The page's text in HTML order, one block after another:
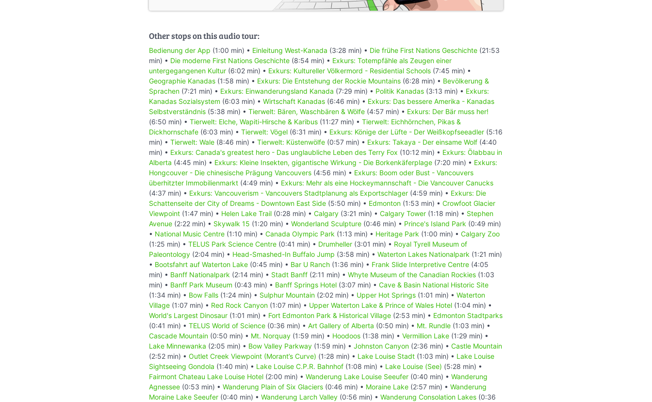
Other stops on this audio tour:
Bedienung der App (1:00 min) • Einleitung West-Kanada (3:28 min) • Die frühe First Nations Geschichte (21:53
min) • Die moderne First Nations Geschichte (8:54 min) • Exkurs: Totempfähle als Zeugen einer
untergegangenen Kultur (6:02 min) • Exkurs: Kultureller Völkermord - Residential Schools (7:45 min) •
Geographie Kanadas (1:58 min) • Exkurs: Die Entstehung der Rockie Mountains (6:28 min) • Bevölkerung &
Sprachen (7:21 min) • Exkurs: Einwanderungsland Kanada (7:29 min) • Politik Kanadas (3:13 min) • Exkurs:
Kanadas Sozialsystem (6:03 min) • Wirtschaft Kanadas (6:46 min) • Exkurs: Das bessere Amerika - Kanadas
Selbstverständnis (5:38 min) • Tierwelt: Bären, Waschbären & Wölfe (4:57 min) • Exkurs: Der Bär muss her!
(6:50 min) • Tierwelt: Elche, Wapiti-Hirsche & Karibus (11:27 min) • Tierwelt: Eichhörnchen, Pikas &
Dickhornschafe (6:03 min) • Tierwelt: Vögel (6:31 min) • Exkurs: Könige der Lüfte - Der Weißkopfseeadler (5:16
min) • Tierwelt: Wale (8:46 min) • Tierwelt: Küstenwölfe (0:57 min) • Exkurs: Takaya - Der einsame Wolf (4:40
min) • Exkurs: Canada's greatest hero - Das unglaubliche Leben des Terry Fox (10:12 min) • Exkurs: Ölabbau in
Alberta (4:45 min) • Exkurs: Kleine Insekten, gigantische Wirkung - Die Borkenkäferplage (7:20 min) • Exkurs:
Hongcouver - Die chinesische Prägung Vancouvers (4:56 min) • Exkurs: Boom oder Bust - Vancouvers
überhitzter Immobilienmarkt (4:49 min) • Exkurs: Mehr als eine Hockeymannschaft - Die Vancouver Canucks
(4:37 min) • Exkurs: Vancouverism - Vancouvers Stadtplanung als Exportschlager (4:59 min) • Exkurs: Die
Schattenseite der City of Dreams - Downtown East Side (5:50 min) • Edmonton (1:53 min) • Crowfoot Glacier
Viewpoint (1:47 min) • Helen Lake Trail (0:28 min) • Calgary (3:21 min) • Calgary Tower (1:18 min) • Stephen
Avenue (2:22 min) • Skywalk 15 (1:20 min) • Wonderland Sculpture (0:46 min) • Prince's Island Park (0:49 min)
• National Music Centre (1:10 min) • Canada Olympic Park (1:13 min) • Heritage Park (1:00 min) • Calgary Zoo
(1:25 min) • TELUS Park Science Centre (0:41 min) • Drumheller (3:01 min) • Royal Tyrell Museum of
Paleontology (2:04 min) • Head-Smashed-In Buffalo Jump (3:58 min) • Waterton Lakes Nationalpark (1:21 min)
• Bootsfahrt auf Waterton Lake (0:45 min) • Bar U Ranch (1:36 min) • Frank Slide Interpretive Centre (4:05
min) • Banff Nationalpark (2:14 min) • Stadt Banff (2:11 min) • Whyte Museum of the Canadian Rockies (1:03
min) • Banff Park Museum (0:43 min) • Banff Springs Hotel (3:07 min) • Cave & Basin National Historic Site
(1:34 min) • Bow Falls (1:24 min) • Sulphur Mountain (2:02 min) • Upper Hot Springs (1:01 min) • Waterton
Village (1:07 min) • Red Rock Canyon (1:07 min) • Upper Waterton Lake & Prince of Wales Hotel (1:04 min) •
World's Largest Dinosaur (1:01 min) • Fort Edmonton Park & Historical Village (2:53 min) • Edmonton Stadtparks
(0:41 min) • TELUS World of Science (0:36 min) • Art Gallery of Alberta (0:50 min) • Mt. Rundle (1:03 min) •
Cascade Mountain (0:50 min) • Mt. Norquay (1:59 min) • Hoodoos (1:38 min) • Vermillion Lake (1:29 min) •
Lake Minnewanka (2:05 min) • Bow Valley Parkway (1:59 min) • Johnston Canyon (2:36 min) • Castle Mountain
(2:52 min) • Outlet Creek Viewpoint (Morant’s Curve) (1:28 min) • Lake Louise Stadt (1:03 min) • Lake Louise
Sightseeing Gondola (1:40 min) • Lake Louise C.P.R. Bahnhof (1:08 min) • Lake Louise (See) (5:28 min) •
Fairmont Chateau Lake Louise Hotel (2:00 min) • Wanderung Lake Louise Seeufer (0:40 min) • Wanderung
Agnessee (0:53 min) • Wanderung Plain of Six Glaciers (0:46 min) • Moraine Lake (2:57 min) • Wanderung
Moraine Lake Seeufer (0:40 min) • Wanderung Larch Valley (0:56 min) • Wanderung Consolation Lakes (0:36